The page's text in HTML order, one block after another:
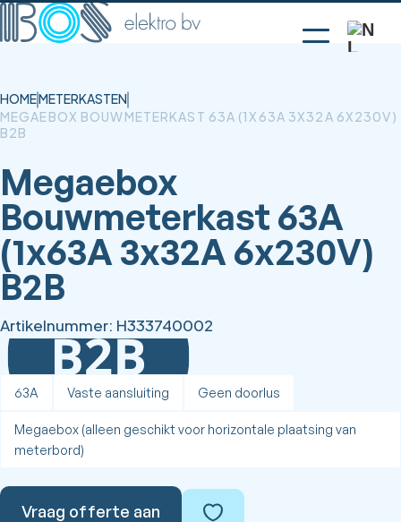
HOMEMETERKASTEN
MEGAEBOX BOUWMETERKAST 63A (1X63A 3X32A 6X230V)
B2B
Megaebox
Bouwmeterkast 63A
(1x63A 3x32A 6x230V)
B2B
Artikelnummer: H333740002
63A Vaste aansluiting Geen doorlus
Megaebox (alleen geschikt voor horizontale plaatsing van
meterbord)
Vraag offerte aan